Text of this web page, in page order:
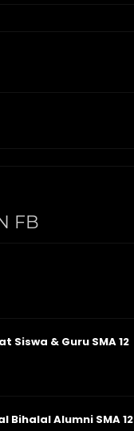
FB
Siswa & Guru SMA 12
Bihalal Alumni SMA 12